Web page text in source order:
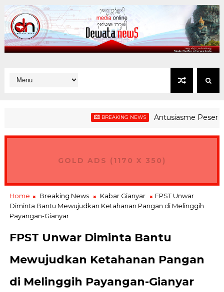
BREAKING NEWS Antusiasme Peserta
GOLD ADS (1170 X 350)
Home Breaking News Kabar Gianyar
FPST Unwar
Diminta Bantu Mewujudkan Ketahanan Pangan di Melinggih
Payangan-Gianyar
FPST Unwar Diminta Bantu
Mewujudkan Ketahanan Pangan
di Melinggih Payangan-Gianyar